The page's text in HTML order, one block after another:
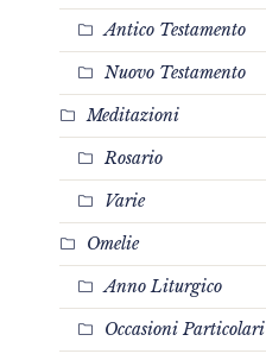
Antico Testamento
Nuovo Testamento
Meditazioni
Rosario
Varie
Omelie
Anno Liturgico
Occasioni Particolari